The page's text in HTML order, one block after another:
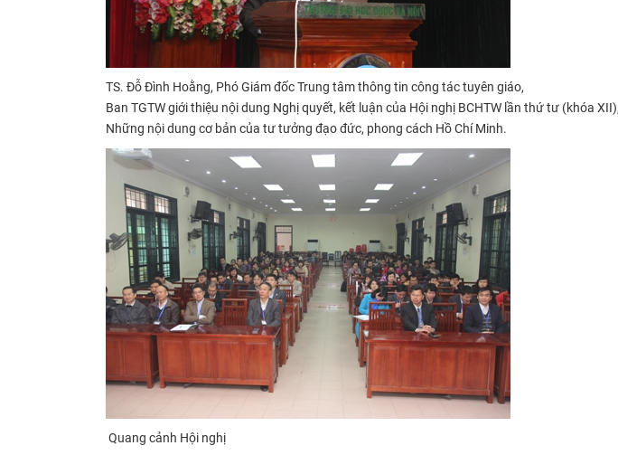
TS. Đỗ Đình Hoằng, Phó Giám đốc Trung tâm thông tin công tác tuyên giáo,
Ban TGTW giới thiệu nội dung Nghị quyết, kết luận của Hội nghị BCHTW lần thứ tư (khóa XII),
Những nội dung cơ bản của tư tưởng đạo đức, phong cách Hồ Chí Minh.
Quang cảnh Hội nghị